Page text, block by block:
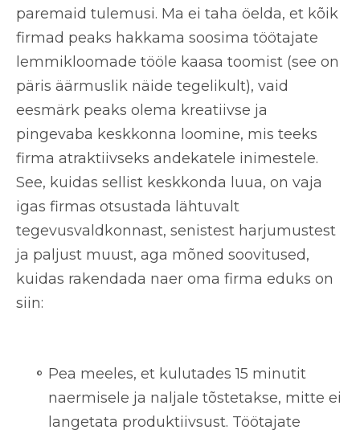
paremaid tulemusi. Ma ei taha öelda, et kõik
firmad peaks hakkama soosima töötajate
lemmikloomade tööle kaasa toomist (see on
päris äärmuslik näide tegelikult), vaid
eesmärk peaks olema kreatiivse ja
pingevaba keskkonna loomine, mis teeks
firma atraktiivseks andekatele inimestele.
See, kuidas sellist keskkonda luua, on vaja
igas firmas otsustada lähtuvalt
tegevusvaldkonnast, senistest harjumustest
ja paljust muust, aga mõned soovitused,
kuidas rakendada naer oma firma eduks on
siin:
Pea meeles, et kulutades 15 minutit
naermisele ja naljale tõstetakse, mitte ei
langetata produktiivsust. Töötajate